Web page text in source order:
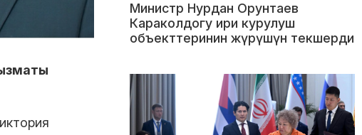
Министр Нурдан Орунтаев
Караколдогу ири курулуш
объекттеринин жүрүшүн текшерди